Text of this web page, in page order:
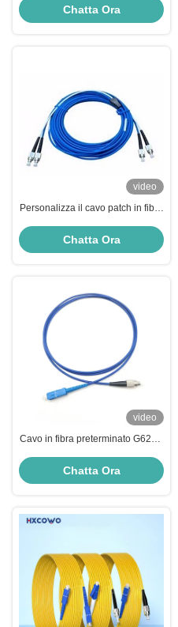
fibra personalizzati da 3 m
Chatta Ora
video
Personalizza il cavo patch in fibra
LC/UPC
Chatta Ora
video
Cavo in fibra preterminato G625D
monomodale blu SS
Chatta Ora